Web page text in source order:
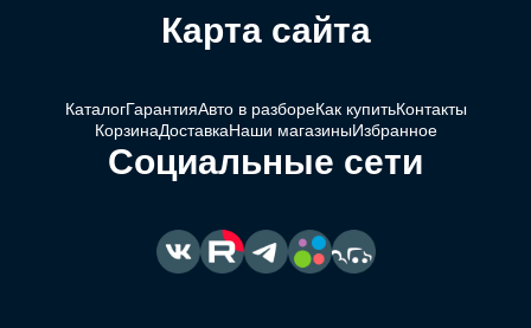
Карта сайта
КаталогГарантияАвто в разбореКак купитьКонтакты
КорзинаДоставкаНаши магазиныИзбранное
Социальные сети